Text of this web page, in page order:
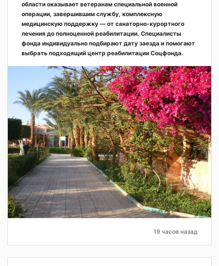
области оказывает ветеранам специальной военной
операции, завершившим службу, комплексную
медицинскую поддержку — от санаторно-курортного
лечения до полноценной реабилитации. Специалисты
фонда индивидуально подбирают дату заезда и помогают
выбрать подходящий центр реабилитации Соцфонда.
19 часов назад